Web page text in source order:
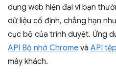
dụng web hiện đại vì bạn
dữ liệu cố định, chẳng hạn
cục bộ của trình duyệt. Ứng
API Bộ nhớ Chrome và API
máy khách.